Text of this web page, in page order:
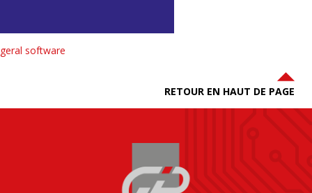
geral software
RETOUR EN HAUT DE PAGE